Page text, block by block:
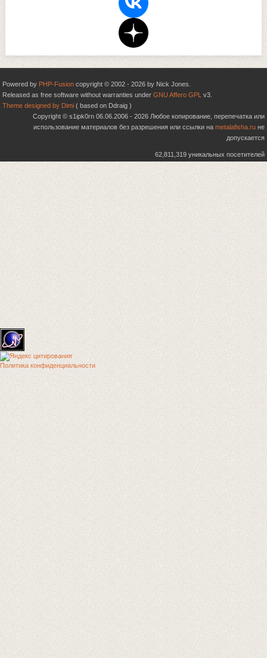
Powered by PHP-Fusion copyright © 2002 - 2026 by Nick Jones.
Released as free software without warranties under GNU Affero GPL v3.
Theme designed by Dimi ( based on Ddraig )
Copyright © s1ipk0rn 06.06.2006 - 2026 Любое копирование, перепечатка или
использование материалов без разрешения или ссылки на metalafisha.ru не
допускается
62,811,319 уникальных посетителей
Политика конфиденциальности